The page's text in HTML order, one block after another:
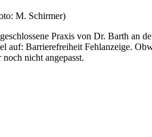
M. Schirmer)
Praxis von Dr. Barth an
Barrierefreiheit Fehlanzeige.
nicht angepasst.